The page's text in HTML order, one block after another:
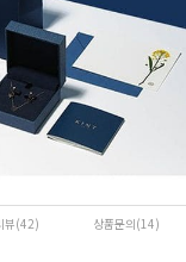
뷰(42) 상품문의(14)